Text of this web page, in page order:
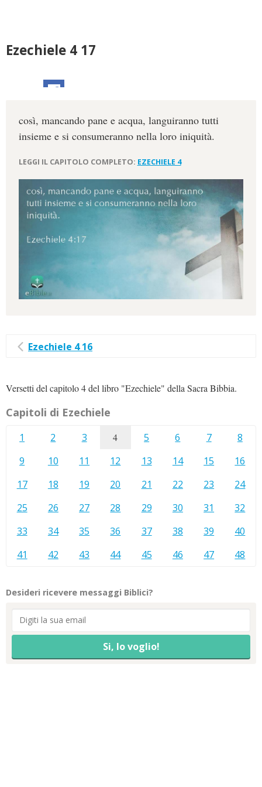
Ezechiele 4 17
così, mancando pane e acqua, languiranno tutti
insieme e si consumeranno nella loro iniquità.
LEGGI IL CAPITOLO COMPLETO: EZECHIELE 4
Ezechiele 4 16
Versetti del capitolo 4 del libro "Ezechiele" della Sacra Bibbia.
Capitoli di Ezechiele
1 2 3 4 5 6 7
8
9
10 11 12 13 14 15
16
17
18 19 20 21 22 23
24
25
26 27 28 29 30 31
32
33
34 35 36 37 38 39
40
41
42 43 44 45 46 47 48
Desideri ricevere messaggi Biblici?